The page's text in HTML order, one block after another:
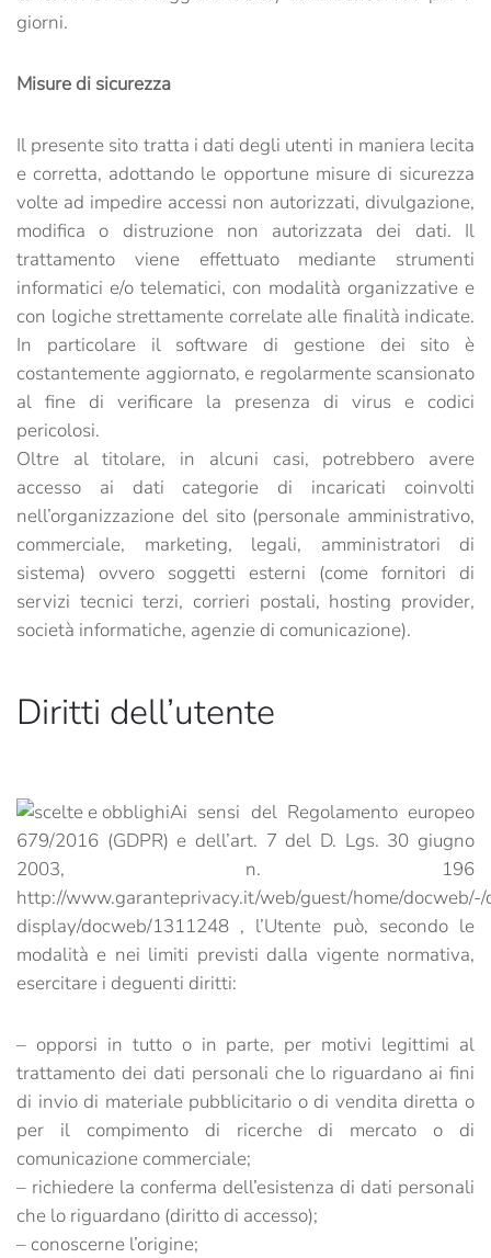
giorni.
Misure di sicurezza
Il presente sito tratta i dati degli utenti in maniera lecita
e corretta, adottando le opportune misure di sicurezza
volte ad impedire accessi non autorizzati, divulgazione,
modifica o distruzione non autorizzata dei dati. Il
trattamento viene effettuato mediante strumenti
informatici e/o telematici, con modalità organizzative e
con logiche strettamente correlate alle finalità indicate.
In particolare il software di gestione dei sito è
costantemente aggiornato, e regolarmente scansionato
al fine di verificare la presenza di virus e codici
pericolosi.
Oltre al titolare, in alcuni casi, potrebbero avere
accesso ai dati categorie di incaricati coinvolti
nell’organizzazione del sito (personale amministrativo,
commerciale, marketing, legali, amministratori di
sistema) ovvero soggetti esterni (come fornitori di
servizi tecnici terzi, corrieri postali, hosting provider,
società informatiche, agenzie di comunicazione).
Diritti dell’utente
Ai sensi del Regolamento europeo
679/2016 (GDPR) e dell’art. 7 del D. Lgs. 30 giugno
2003, n. 196
http://www.garanteprivacy.it/web/guest/home/
display/docweb/1311248 , l’Utente può, secondo le
modalità e nei limiti previsti dalla vigente normativa,
esercitare i deguenti diritti:
– opporsi in tutto o in parte, per motivi legittimi al
trattamento dei dati personali che lo riguardano ai fini
di invio di materiale pubblicitario o di vendita diretta o
per il compimento di ricerche di mercato o di
comunicazione commerciale;
– richiedere la conferma dell’esistenza di dati personali
che lo riguardano (diritto di accesso);
– conoscerne l’origine;